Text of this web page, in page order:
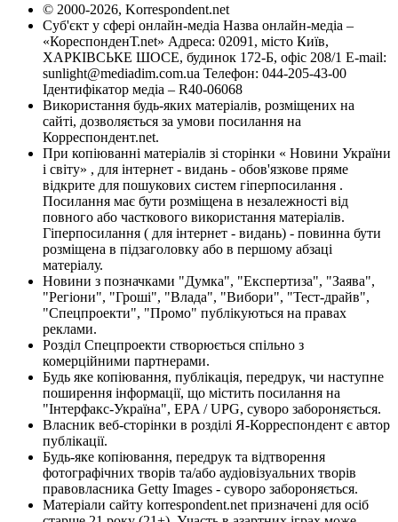
© 2000-2026, Korrespondent.net
Суб'єкт у сфері онлайн-медіа Назва онлайн-медіа –
«КореспонденТ.net» Адреса: 02091, місто Київ,
ХАРКІВСЬКЕ ШОСЕ, будинок 172-Б, офіс 208/1 E-mail:
sunlight@mediadim.com.ua Телефон: 044-205-43-00
Ідентифікатор медіа – R40-06068
Використання будь-яких матеріалів, розміщених на
сайті, дозволяється за умови посилання на
Корреспондент.net.
При копіюванні матеріалів зі сторінки « Новини України
і світу» , для інтернет - видань - обов'язкове пряме
відкрите для пошукових систем гіперпосилання .
Посилання має бути розміщена в незалежності від
повного або часткового використання матеріалів.
Гіперпосилання ( для інтернет - видань) - повинна бути
розміщена в підзаголовку або в першому абзаці
матеріалу.
Новини з позначками "Думка", "Експертиза", "Заява",
"Регіони", "Гроші", "Влада", "Вибори", "Тест-драйв",
"Спецпроекти", "Промо" публікуються на правах
реклами.
Розділ Спецпроекти створюється спільно з
комерційними партнерами.
Будь яке копіювання, публікація, передрук, чи наступне
поширення інформації, що містить посилання на
"Інтерфакс-Україна", EPA / UPG, суворо забороняється.
Власник веб-сторінки в розділі Я-Корреспондент є автор
публікації.
Будь-яке копіювання, передрук та відтворення
фотографічних творів та/або аудіовізуальних творів
правовласника Getty Images - суворо забороняється.
Матеріали сайту korrespondent.net призначені для осіб